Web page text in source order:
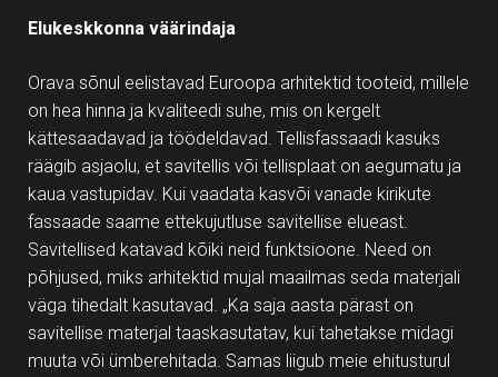
Elukeskkonna väärindaja
Orava sõnul eelistavad Euroopa arhitektid tooteid, millele
on hea hinna ja kvaliteedi suhe, mis on kergelt
kättesaadavad ja töödeldavad. Tellisfassaadi kasuks
räägib asjaolu, et savitellis või tellisplaat on aegumatu ja
kaua vastupidav. Kui vaadata kasvõi vanade kirikute
fassaade saame ettekujutluse savitellise elueast.
Savitellised katavad kõiki neid funktsioone. Need on
põhjused, miks arhitektid mujal maailmas seda materjali
väga tihedalt kasutavad. „Ka saja aasta pärast on
savitellise materjal taaskasutatav, kui tahetakse midagi
muuta või ümberehitada. Samas liigub meie ehitusturul